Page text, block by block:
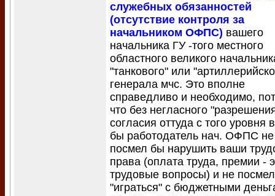
служебных обязанностей
(отсутствие контроля за
начальником ОФПС) вашего
начальника ГУ -того местного
областного великого
"танкового" или
генерала мчс. Это вполне
справедливо и необходимо,
что без негласного
согласия оттуда с того уровня
бы работодатель нач. ОФПС не
посмел бы нарушить ваши
права (оплата труда, премии -
трудовые вопросы) и не
"играться" с бюджетными